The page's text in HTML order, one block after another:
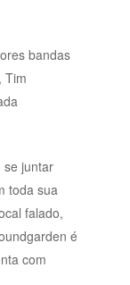
bandas
Tim
se juntar
toda sua
falado,
é
com